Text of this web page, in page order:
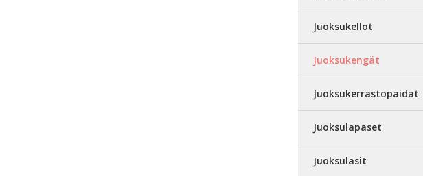
Juoksukellot
Juoksukengät
Juoksukerrastopaidat
Juoksulapaset
Juoksulasit